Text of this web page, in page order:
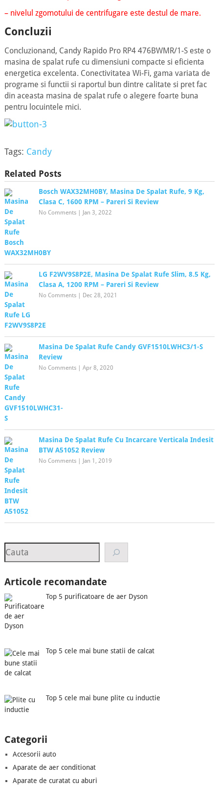
– nivelul zgomotului de centrifugare este destul de mare.
Concluzii
Concluzionand, Candy Rapido Pro RP4 476BWMR/1-S este o
masina de spalat rufe cu dimensiuni compacte si eficienta
energetica excelenta. Conectivitatea Wi-Fi, gama variata de
programe si functii si raportul bun dintre calitate si pret fac
din aceasta masina de spalat rufe o alegere foarte buna
pentru locuintele mici.
Tags: Candy
Related Posts
Bosch WAX32MH0BY, Masina De Spalat Rufe, 9 Kg,
Clasa C, 1600 RPM – Pareri Si Review
No Comments| Jan 3, 2022
LG F2WV9S8P2E, Masina De Spalat Rufe Slim, 8.5 Kg,
Clasa A, 1200 RPM – Pareri Si Review
No Comments| Dec 28, 2021
Masina De Spalat Rufe Candy GVF1510LWHC3/1-S
Review
No Comments| Apr 8, 2020
Masina De Spalat Rufe Cu Incarcare Verticala Indesit
BTW A51052 Review
No Comments| Jan 1, 2019
Search
Articole recomandate
Top 5 purificatoare de aer Dyson
Top 5 cele mai bune statii de calcat
Top 5 cele mai bune plite cu inductie
Categorii
Accesorii auto
Aparate de aer conditionat
Aparate de curatat cu aburi